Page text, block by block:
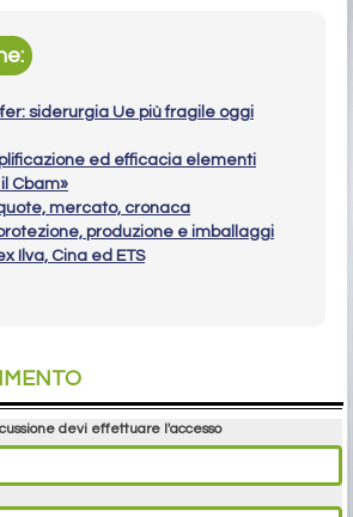
siderurgia Ue più fragile oggi
ed efficacia elementi
Cbam»
mercato, cronaca
produzione e imballaggi
Ilva, Cina ed ETS
devi effettuare l'accesso